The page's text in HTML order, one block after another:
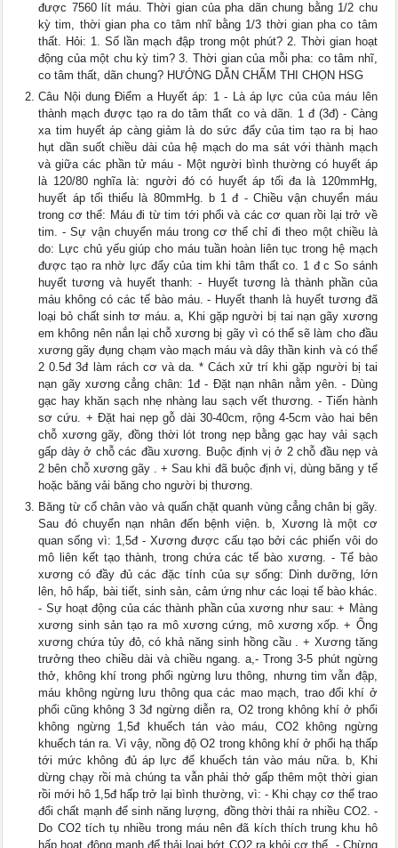
được 7560 lít máu. Thời gian của pha dãn chung bằng 1/2 chu
kỳ tim, thời gian pha co tâm nhĩ bằng 1/3 thời gian pha co tâm
thất. Hỏi: 1. Số lần mạch đập trong một phút? 2. Thời gian hoạt
động của một chu kỳ tim? 3. Thời gian của mỗi pha: co tâm nhĩ,
co tâm thất, dãn chung? HƯỚNG DẪN CHẤM THI CHỌN HSG
Câu Nội dung Điểm a Huyết áp: 1 - Là áp lực của của máu lên
thành mạch được tạo ra do tâm thất co và dãn. 1 đ (3đ) - Càng
xa tim huyết áp càng giảm là do sức đẩy của tim tạo ra bị hao
hụt dần suốt chiều dài của hệ mạch do ma sát với thành mạch
và giữa các phần tử máu - Một người bình thường có huyết áp
là 120/80 nghĩa là: người đó có huyết áp tối đa là 120mmHg,
huyết áp tối thiểu là 80mmHg. b 1 đ - Chiều vận chuyển máu
trong cơ thể: Máu đi từ tim tới phổi và các cơ quan rồi lại trở về
tim. - Sự vận chuyển máu trong cơ thể chỉ đi theo một chiều là
do: Lực chủ yếu giúp cho máu tuần hoàn liên tục trong hệ mạch
được tạo ra nhờ lực đẩy của tim khi tâm thất co. 1 đ c So sánh
huyết tương và huyết thanh: - Huyết tương là thành phần của
máu không có các tế bào máu. - Huyết thanh là huyết tương đã
loại bỏ chất sinh tơ máu. a, Khi gặp người bị tai nạn gãy xương
em không nên nắn lại chỗ xương bị gãy vì có thể sẽ làm cho đầu
xương gãy đụng chạm vào mạch máu và dây thần kinh và có thể
2 0.5đ 3đ làm rách cơ và da. * Cách xử trí khi gặp người bị tai
nạn gãy xương cẳng chân: 1đ - Đặt nạn nhân nằm yên. - Dùng
gạc hay khăn sạch nhẹ nhàng lau sạch vết thương. - Tiến hành
sơ cứu. + Đặt hai nẹp gỗ dài 30-40cm, rộng 4-5cm vào hai bên
chỗ xương gãy, đồng thời lót trong nẹp bằng gạc hay vải sạch
gấp dày ở chỗ các đầu xương. Buộc định vị ở 2 chỗ đầu nẹp và
2 bên chỗ xương gãy . + Sau khi đã buộc định vị, dùng băng y tế
hoặc băng vải băng cho người bị thương.
Băng từ cổ chân vào và quấn chặt quanh vùng cẳng chân bị gãy.
Sau đó chuyển nạn nhân đến bệnh viện. b, Xương là một cơ
quan sống vì: 1,5đ - Xương được cấu tạo bởi các phiến vôi do
mô liên kết tạo thành, trong chứa các tế bào xương. - Tế bào
xương có đầy đủ các đặc tính của sự sống: Dinh dưỡng, lớn
lên, hô hấp, bài tiết, sinh sản, cảm ứng như các loại tế bào khác.
- Sự hoạt động của các thành phần của xương như sau: + Màng
xương sinh sản tạo ra mô xương cứng, mô xương xốp. + Ống
xương chứa tủy đỏ, có khả năng sinh hồng cầu . + Xương tăng
trưởng theo chiều dài và chiều ngang. a,- Trong 3-5 phút ngừng
thở, không khí trong phổi ngừng lưu thông, nhưng tim vẫn đập,
máu không ngừng lưu thông qua các mao mạch, trao đổi khí ở
phổi cũng không 3 3đ ngừng diễn ra, O2 trong không khí ở phổi
không ngừng 1,5đ khuếch tán vào máu, CO2 không ngừng
khuếch tán ra. Vì vậy, nồng độ O2 trong không khí ở phổi hạ thấp
tới mức không đủ áp lực để khuếch tán vào máu nữa. b, Khi
dừng chạy rồi mà chúng ta vẫn phải thở gấp thêm một thời gian
rồi mới hô 1,5đ hấp trở lại bình thường, vì: - Khi chạy cơ thể trao
đổi chất mạnh để sinh năng lượng, đồng thời thải ra nhiều CO2. -
Do CO2 tích tụ nhiều trong máu nên đã kích thích trung khu hô
hấp hoạt động mạnh để thải loại bớt CO2 ra khỏi cơ thể. - Chừng